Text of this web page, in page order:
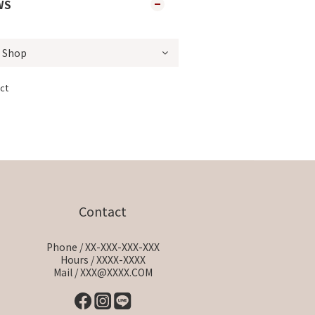
Contact
Phone / XX-XXX-XXX-XXX
Hours / XXXX-XXXX
Mail / XXX@XXXX.COM